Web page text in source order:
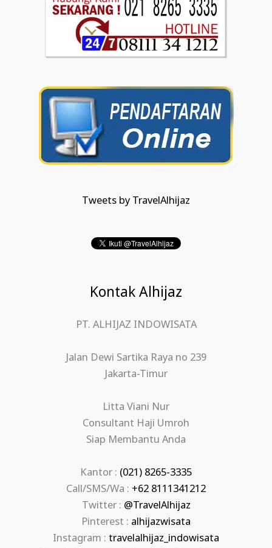
Tweets by TravelAlhijaz
Kontak Alhijaz
PT. ALHIJAZ INDOWISATA
Jalan Dewi Sartika Raya no 239
Jakarta-Timur
Litta Viani Nur
Consultant Haji Umroh
Siap Membantu Anda
Kantor : (021) 8265-3335
Call/SMS/Wa : +62 8111341212
Twitter : @TravelAlhijaz
Pinterest : alhijazwisata
Instagram : travelalhijaz_indowisata